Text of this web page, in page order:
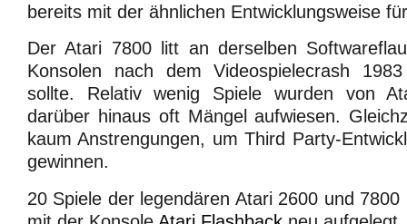
bereits mit der ähnlichen Entwicklungsweise
Der Atari 7800 litt an derselben
Konsolen nach dem Videospielecrash
sollte. Relativ wenig Spiele wurden von
darüber hinaus oft Mängel aufwiesen.
kaum Anstrengungen, um Third Party-
gewinnen.
20 Spiele der legendären Atari 2600 und